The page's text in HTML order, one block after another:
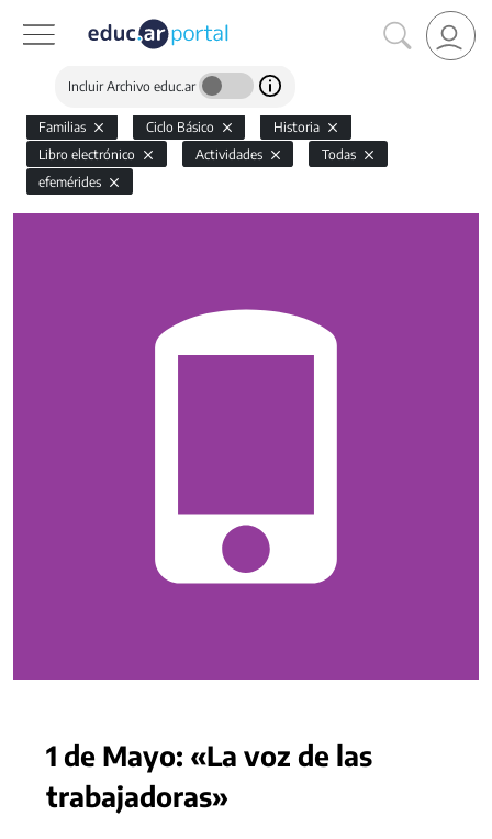
Incluir Archivo educ.ar
Familias Ciclo Básico
Historia
Libro electrónico
Actividades
Todas
efemérides
1 de Mayo: «La voz de las
trabajadoras»